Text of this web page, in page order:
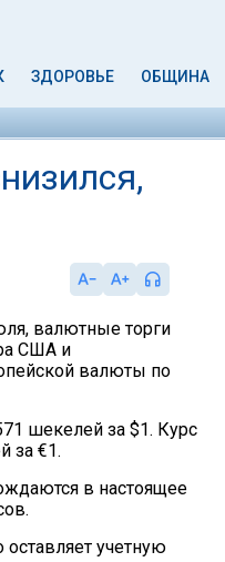
ЗДОРОВЬЕ ОБЩИНА
валютные торги
США и
валюты по
шекелей за $1. Курс
за €1.
в настоящее
учетную